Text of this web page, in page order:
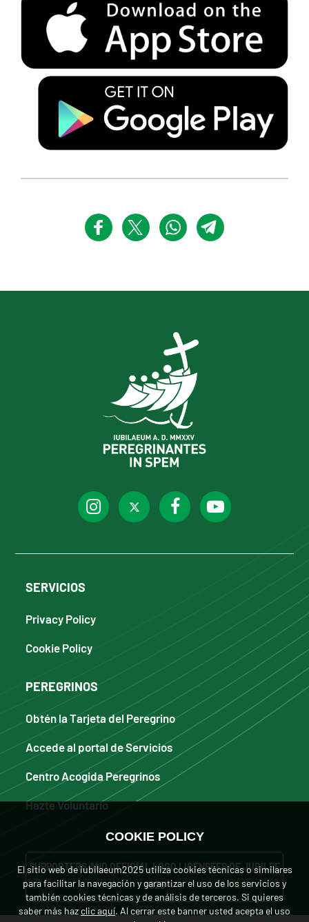
SERVICIOS
Privacy Policy
Cookie Policy
PEREGRINOS
Obtén la Tarjeta del Peregrino
Accede al portal de Servicios
Centro Acogida Peregrinos
Hazte Voluntario
SUPPORTERS AND OFFICIAL LOGO LICENSEES OF JUBILEE
2025
COOKIE POLICY
El sitio web de iubilaeum2025 utiliza cookies técnicas o similares
para facilitar la navegación y garantizar el uso de los servicios y
también cookies técnicas y de análisis de terceros. Si quieres
saber más hazclic aquí. Al cerrar este banner usted acepta el uso